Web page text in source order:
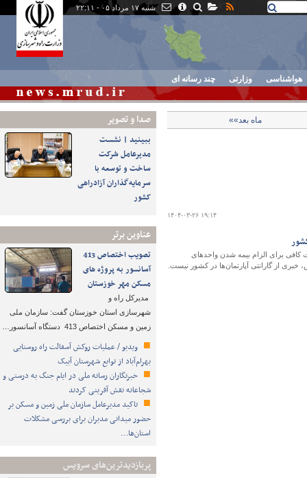
شنبه ۱۷ مرداد ۰۵ - ۲۲:۱۱
هواشناسی وزارتی چند رسانه ای
صدا و تصوير
ببینید | نشست
مدیرعامل شرکت
ساخت و توسعه با
سرمایه‌گذاران آزادراهی
کشور
عناوین برتر
تصویب اختصاص 413
آسانسور به پروژه های
مسکن مهر خوزستان
مدیرکل راه و
شهرسازی استان خوزستان گفت: سازمان ملی
زمین و مسکن اختصاص 413 دستگاه آسانسور…
ویدیو / عملیات روکش آسفالت راه روستایی
بهرام‌آباد از توابع شهرستان آبیک
خبرنگاران رسانه ملی در ایام جنگ به درستی و
شجاعانه نقش آفرینی کردند
تاکید مدیرعامل سازمان ملی زمین و مسکن بر
حضور میدانی مدیران برای بررسی مشکلات
استان‌ها…
پربازدیدترین‌های سرویس
ماه بعد»»
۱۴۰۴-۰۳-۲۶ ۱۹:۱۴
برای الزام بیمه شدن واحدهای